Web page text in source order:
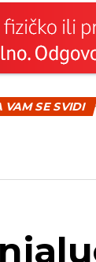
VAM SE SVIDI